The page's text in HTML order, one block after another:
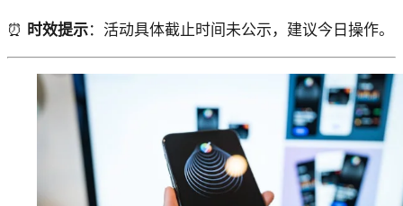
⏰ 时效提示：活动具体截止时间未公示，建议今日操作。